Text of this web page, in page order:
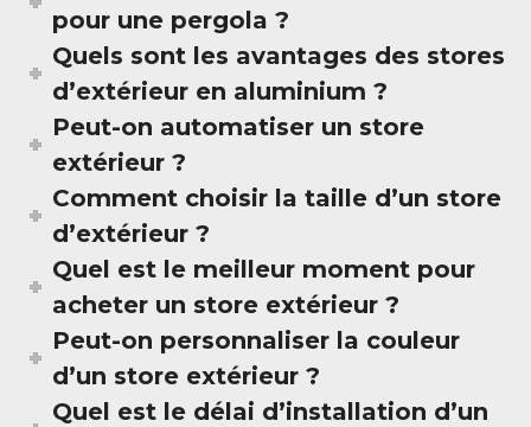
pour une pergola ?
Quels sont les avantages des stores
d’extérieur en aluminium ?
Peut-on automatiser un store
extérieur ?
Comment choisir la taille d’un store
d’extérieur ?
Quel est le meilleur moment pour
acheter un store extérieur ?
Peut-on personnaliser la couleur
d’un store extérieur ?
Quel est le délai d’installation d’un